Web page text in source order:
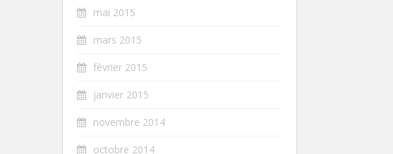
mai 2015
mars 2015
février 2015
janvier 2015
novembre 2014
octobre 2014